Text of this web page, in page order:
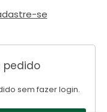
se
pedido
sem fazer login.